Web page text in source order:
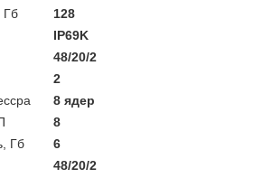
Гб
128
IP69K
48/20/2
2
8 ядер
8
Гб
6
48/20/2